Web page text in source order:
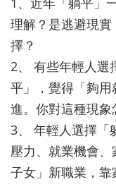
理解？是逃避現
擇？
2、 有些年輕人選
平」，覺得「夠
進。你對這種現象
3、 年輕人選擇「
壓力、就業機會
子女」新職業，